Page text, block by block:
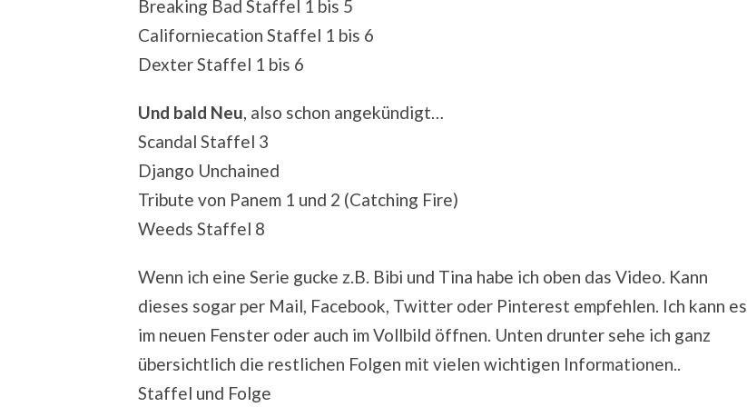
Breaking Bad Staffel 1 bis 5
Californiecation Staffel 1 bis 6
Dexter Staffel 1 bis 6
Und bald Neu, also schon angekündigt…
Scandal Staffel 3
Django Unchained
Tribute von Panem 1 und 2 (Catching Fire)
Weeds Staffel 8
Wenn ich eine Serie gucke z.B. Bibi und Tina habe ich oben das Video. Kann
dieses sogar per Mail, Facebook, Twitter oder Pinterest empfehlen. Ich kann es
im neuen Fenster oder auch im Vollbild öffnen. Unten drunter sehe ich ganz
übersichtlich die restlichen Folgen mit vielen wichtigen Informationen..
Staffel und Folge